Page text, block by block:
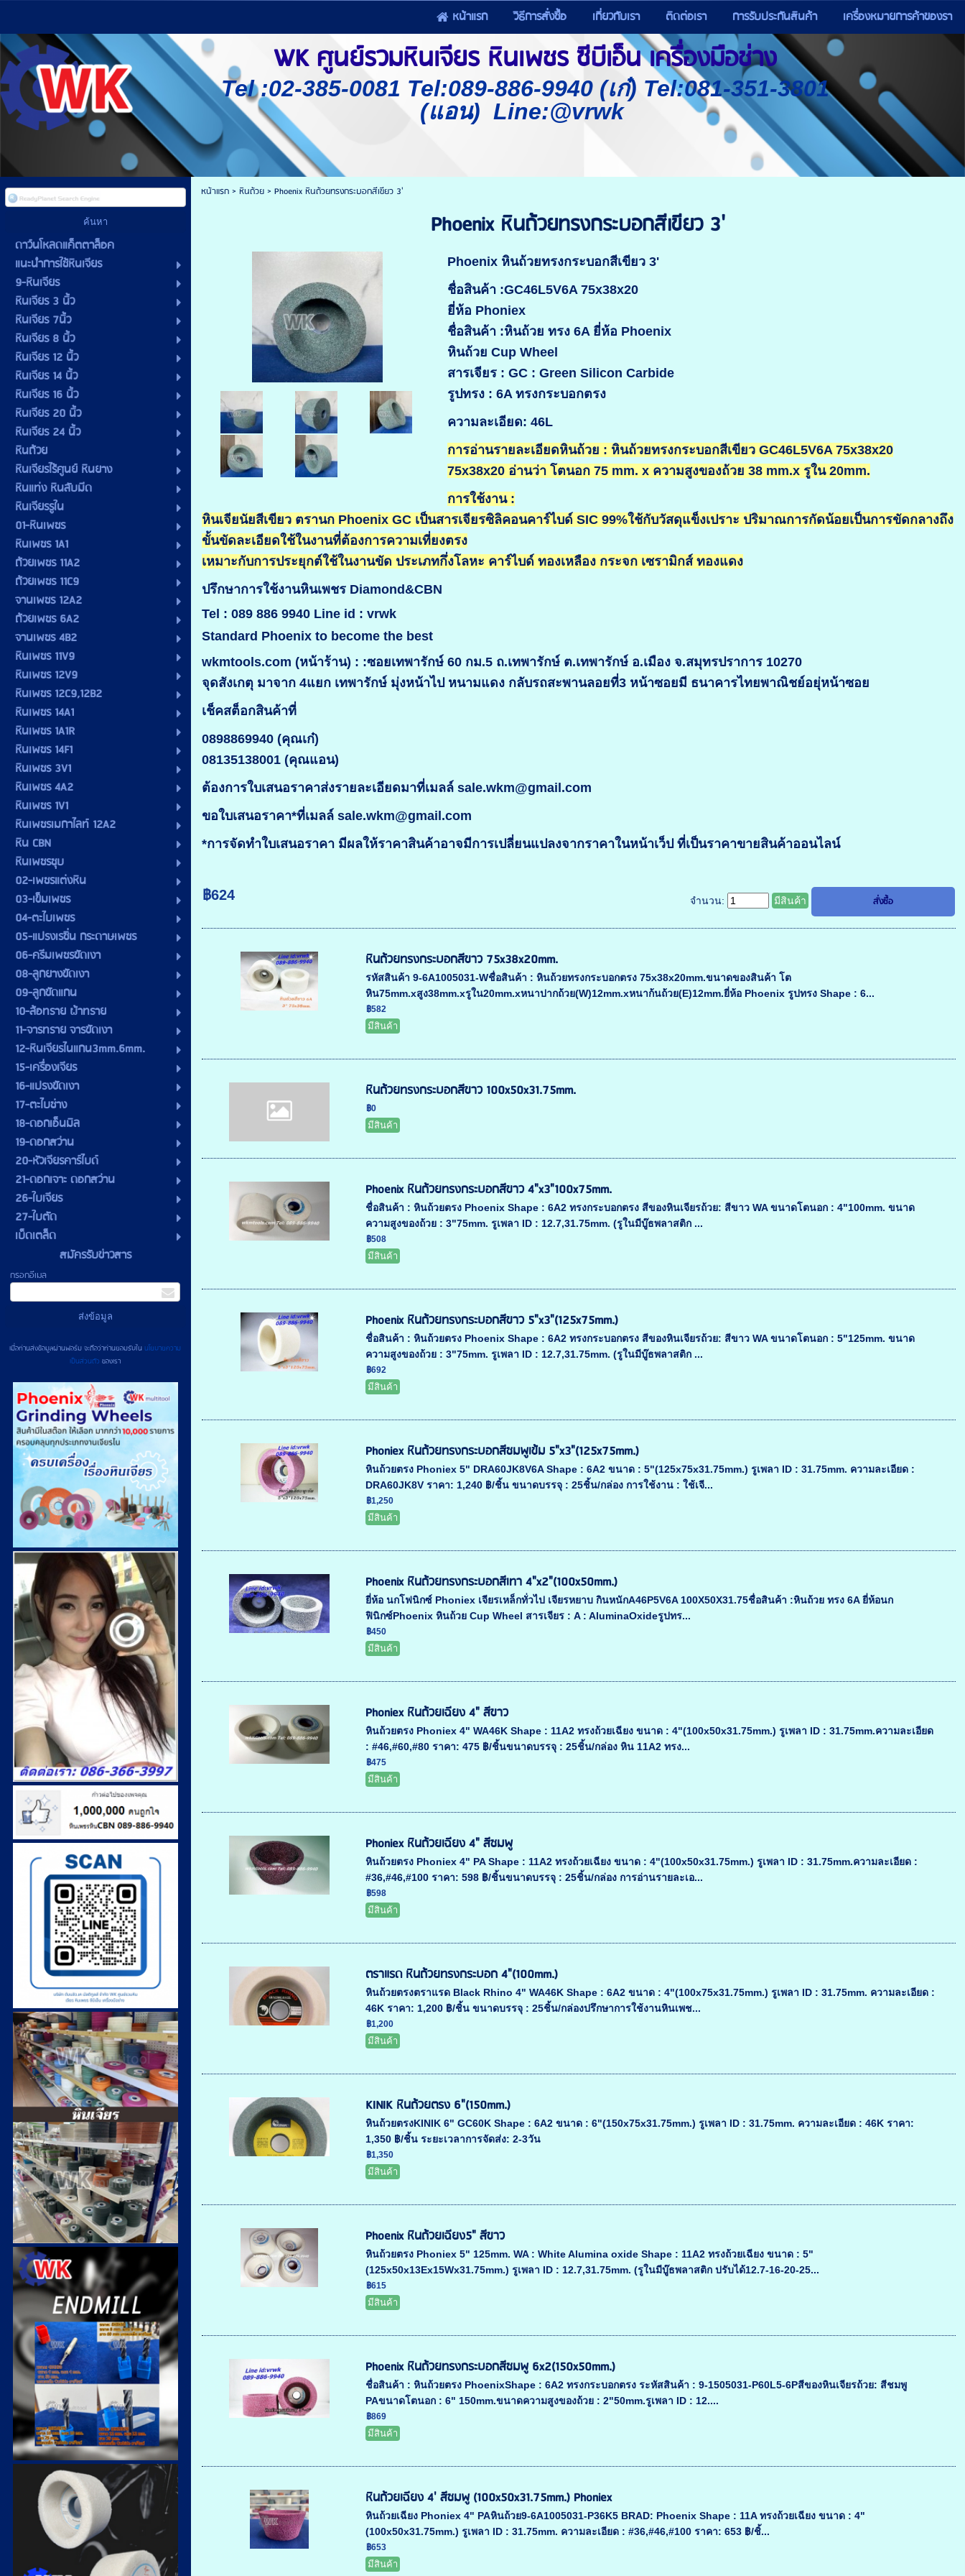
หน้าแรก วิธีการสั่งซื้อ เกี่ยวกับเรา ติดต่อเรา การรับประกันสินค้า เครื่องหมายการค้าของรา
WK ศูนย์รวมหินเจียร หินเพชร ซีบีเอ็น เครื่องมือช่าง
Tel :02-385-0081 Tel:089-886-9940 (เก๋) Tel:081-351-3801
(แอน) Line:@vrwk
ดาว์นโหลดแค็ตตาล็อค
แนะนำการใช้หินเจียร
9-หินเจียร
หินเจียร 3 นิ้ว
หินเจียร 7นิ้ว
หินเจียร 8 นิ้ว
หินเจียร 12 นิ้ว
หินเจียร 14 นิ้ว
หินเจียร 16 นิ้ว
หินเจียร 20 นิ้ว
หินเจียร 24 นิ้ว
หินถ้วย
หินเจียรไร้ศูนย์ หินยาง
หินแท่ง หินลับมีด
หินเจียรรูใน
01-หินเพชร
หินเพชร 1A1
ถ้วยเพชร 11A2
ถ้วยเพชร 11C9
จานเพชร 12A2
ถ้วยเพชร 6A2
จานเพชร 4B2
หินเพชร 11V9
หินเพชร 12V9
หินเพชร 12C9,12B2
หินเพชร 14A1
หินเพชร 1A1R
หินเพชร 14F1
หินเพชร 3V1
หินเพชร 4A2
หินเพชร 1V1
หินเพชรเมกาไลท์ 12A2
หิน CBN
หินเพชรชุบ
02-เพชรแต่งหิน
03-เข็มเพชร
04-ตะไบเพชร
05-แปรงเรซิ่น กระดาษเพชร
06-ครีมเพชรขัดเงา
08-ลูกยางขัดเงา
09-ลูกขัดแกน
10-ล้อทราย ผ้าทราย
11-จารทราย จารขัดเงา
12-หินเจียรไนแกน3mm.6mm.
15-เครื่องเจียร
16-แปรงขัดเงา
17-ตะไบช่าง
18-ดอกเอ็นมิล
19-ดอกสว่าน
20-หัวเจียรคาร์ไบด์
21-ดอกเจาะ ดอกสว่าน
26-ใบเจียร
27-ใบตัด
เบ็ดเตล็ด
สมัครรับข่าวสาร
กรอกอีเมล
เมื่อท่านส่งข้อมูลผ่านฟอร์ม จะถือว่าท่านยอมรับในนโยบายความ
เป็นส่วนตัวของเรา
หน้าแรก> หินถ้วย> Phoenix หินถ้วยทรงกระบอกสีเขียว 3'
Phoenix หินถ้วยทรงกระบอกสีเขียว 3'
Phoenix หินถ้วยทรงกระบอกสีเขียว 3'
ชื่อสินค้า :GC46L5V6A 75x38x20
ยี่ห้อ Phoniex
ชื่อสินค้า :หินถ้วย ทรง 6A ยี่ห้อ Phoenix
หินถ้วย Cup Wheel
สารเจียร : GC : Green Silicon Carbide
รูปทรง : 6A ทรงกระบอกตรง
ความละเอียด: 46L
การอ่านรายละเอียดหินถ้วย : หินถ้วยทรงกระบอกสีเขียว GC46L5V6A 75x38x20
75x38x20 อ่านว่า โตนอก 75 mm. x ความสูงของถ้วย 38 mm.x รูใน 20mm.
การใช้งาน :
หินเจียนัยสีเขียว ตรานก Phoenix GC เป็นสารเจียรซิลิคอนคาร์ไบด์ SIC 99%ใช้กับวัสดุแข็งเปราะ ปริมาณการกัดน้อยเป็นการขัดกลางถึง
ขั้นขัดละเอียดใช้ในงานที่ต้องการความเที่ยงตรง
เหมาะกับการประยุกต์ใช้ในงานขัด ประเภทกึ่งโลหะ คาร์ไบด์ ทองเหลือง กระจก เซรามิกส์ ทองแดง
ปรึกษาการใช้งานหินเพชร Diamond&CBN
Tel : 089 886 9940 Line id : vrwk
Standard Phoenix to become the best
wkmtools.com (หน้าร้าน) : :ซอยเทพารักษ์ 60 กม.5 ถ.เทพารักษ์ ต.เทพารักษ์ อ.เมือง จ.สมุทรปราการ 10270
จุดสังเกตุ มาจาก 4แยก เทพารักษ์ มุ่งหน้าไป หนามแดง กลับรถสะพานลอยที่3 หน้าซอยมี ธนาคารไทยพาณิชย์อยุ่หน้าซอย
เช็คสต็อกสินค้าที่
0898869940 (คุณเก๋)
08135138001 (คุณแอน)
ต้องการใบเสนอราคาส่งรายละเอียดมาที่เมลล์ sale.wkm@gmail.com
ขอใบเสนอราคา*ที่เมลล์ sale.wkm@gmail.com
*การจัดทำใบเสนอราคา มีผลให้ราคาสินค้าอาจมีการเปลี่ยนแปลงจากราคาในหน้าเว็ป ที่เป็นราคาขายสินค้าออนไลน์
฿624 จำนวน: มีสินค้า
หินถ้วยทรงกระบอกสีขาว 75x38x20mm.
รหัสสินค้า 9-6A1005031-Wชื่อสินค้า : หินถ้วยทรงกระบอกตรง 75x38x20mm.ขนาดของสินค้า โต
หิน75mm.xสูง38mm.xรูใน20mm.xหนาปากถ้วย(W)12mm.xหนาก้นถ้วย(E)12mm.ยี่ห้อ Phoenix รูปทรง Shape : 6...
฿582
มีสินค้า
หินถ้วยทรงกระบอกสีขาว 100x50x31.75mm.
฿0
มีสินค้า
Phoenix หินถ้วยทรงกระบอกสีขาว 4"x3"100x75mm.
ชื่อสินค้า : หินถ้วยตรง Phoenix Shape : 6A2 ทรงกระบอกตรง สีของหินเจียรถ้วย: สีขาว WA ขนาดโตนอก : 4"100mm. ขนาด
ความสูงของถ้วย : 3"75mm. รูเพลา ID : 12.7,31.75mm. (รูในมีบู๊ธพลาสติก ...
฿508
มีสินค้า
Phoenix หินถ้วยทรงกระบอกสีขาว 5"x3"(125x75mm.)
ชื่อสินค้า : หินถ้วยตรง Phoenix Shape : 6A2 ทรงกระบอกตรง สีของหินเจียรถ้วย: สีขาว WA ขนาดโตนอก : 5"125mm. ขนาด
ความสูงของถ้วย : 3"75mm. รูเพลา ID : 12.7,31.75mm. (รูในมีบู๊ธพลาสติก ...
฿692
มีสินค้า
Phoniex หินถ้วยทรงกระบอกสีชมพูเข้ม 5"x3"(125x75mm.)
หินถ้วยตรง Phoniex 5" DRA60JK8V6A Shape : 6A2 ขนาด : 5"(125x75x31.75mm.) รูเพลา ID : 31.75mm. ความละเอียด :
DRA60JK8V ราคา: 1,240 ฿/ชิ้น ขนาดบรรจุ : 25ชิ้น/กล่อง การใช้งาน : ใช้เจี...
฿1,250
มีสินค้า
Phoenix หินถ้วยทรงกระบอกสีเทา 4"x2"(100x50mm.)
ยี่ห้อ นกโฟนิกซ์ Phoniex เจียรเหล็กทั่วไป เจียรหยาบ กินหนักA46P5V6A 100X50X31.75ชื่อสินค้า :หินถ้วย ทรง 6A ยี่ห้อนก
ฟินิกซ์Phoenix หินถ้วย Cup Wheel สารเจียร : A : AluminaOxideรูปทร...
฿450
มีสินค้า
Phoniex หินถ้วยเฉียง 4" สีขาว
หินถ้วยตรง Phoniex 4" WA46K Shape : 11A2 ทรงถ้วยเฉียง ขนาด : 4"(100x50x31.75mm.) รูเพลา ID : 31.75mm.ความละเอียด
: #46,#60,#80 ราคา: 475 ฿/ชิ้นขนาดบรรจุ : 25ชิ้น/กล่อง หิน 11A2 ทรง...
฿475
มีสินค้า
Phoniex หินถ้วยเฉียง 4" สีชมพู
หินถ้วยตรง Phoniex 4" PA Shape : 11A2 ทรงถ้วยเฉียง ขนาด : 4"(100x50x31.75mm.) รูเพลา ID : 31.75mm.ความละเอียด :
#36,#46,#100 ราคา: 598 ฿/ชิ้นขนาดบรรจุ : 25ชิ้น/กล่อง การอ่านรายละเอ...
฿598
มีสินค้า
ตราแรด หินถ้วยทรงกระบอก 4"(100mm.)
หินถ้วยตรงตราแรด Black Rhino 4" WA46K Shape : 6A2 ขนาด : 4"(100x75x31.75mm.) รูเพลา ID : 31.75mm. ความละเอียด :
46K ราคา: 1,200 ฿/ชิ้น ขนาดบรรจุ : 25ชิ้น/กล่องปรึกษาการใช้งานหินเพช...
฿1,200
มีสินค้า
KINIK หินถ้วยตรง 6"(150mm.)
หินถ้วยตรงKINIK 6" GC60K Shape : 6A2 ขนาด : 6"(150x75x31.75mm.) รูเพลา ID : 31.75mm. ความละเอียด : 46K ราคา:
1,350 ฿/ชิ้น ระยะเวลาการจัดส่ง: 2-3วัน
฿1,350
มีสินค้า
Phoenix หินถ้วยเฉียง5" สีขาว
หินถ้วยตรง Phoniex 5" 125mm. WA : White Alumina oxide Shape : 11A2 ทรงถ้วยเฉียง ขนาด : 5"
(125x50x13Ex15Wx31.75mm.) รูเพลา ID : 12.7,31.75mm. (รูในมีบู๊ธพลาสติก ปรับได้12.7-16-20-25...
฿615
มีสินค้า
Phoenix หินถ้วยทรงกระบอกสีชมพู 6x2(150x50mm.)
ชื่อสินค้า : หินถ้วยตรง PhoenixShape : 6A2 ทรงกระบอกตรง ระหัสสินค้า : 9-1505031-P60L5-6Pสีของหินเจียรถ้วย: สีชมพู
PAขนาดโตนอก : 6" 150mm.ขนาดความสูงของถ้วย : 2"50mm.รูเพลา ID : 12....
฿869
มีสินค้า
หินถ้วยเฉียง 4' สีชมพู (100x50x31.75mm.) Phoniex
หินถ้วยเฉียง Phoniex 4" PAหินถ้วย9-6A1005031-P36K5 BRAD: Phoenix Shape : 11A ทรงถ้วยเฉียง ขนาด : 4"
(100x50x31.75mm.) รูเพลา ID : 31.75mm. ความละเอียด : #36,#46,#100 ราคา: 653 ฿/ชิ้...
฿653
มีสินค้า